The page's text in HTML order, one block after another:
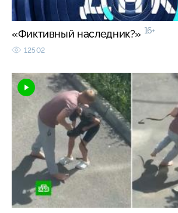
«Фиктивный наследник?» 16+
12502